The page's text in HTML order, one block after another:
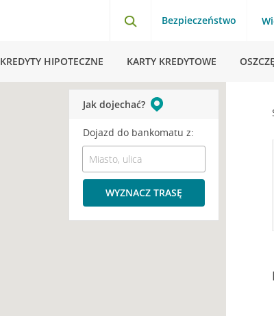
Bezpieczeństwo
KREDYTY HIPOTECZNE KARTY KREDYTOWE
Jak dojechać?
Dojazd do bankomatu z:
WYZNACZ TRASĘ